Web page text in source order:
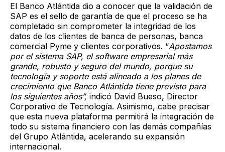
El Banco Atlántida dio a conocer que la validación de
SAP es el sello de garantía de que el proceso se ha
completado sin comprometer la integridad de los
datos de los clientes de banca de personas, banca
comercial Pyme y clientes corporativos. “Apostamos
por el sistema SAP, el software empresarial más
grande, robusto y seguro del mundo, porque su
tecnología y soporte está alineado a los planes de
crecimiento que Banco Atlántida tiene previsto para
los siguientes años”, indicó David Bueso, Director
Corporativo de Tecnología. Asimismo, cabe precisar
que esta nueva plataforma permitirá la integración de
todo su sistema financiero con las demás compañías
del Grupo Atlántida, acelerando su expansión
internacional.